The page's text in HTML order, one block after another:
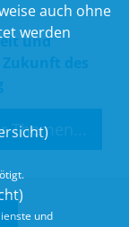
und
des
Themen...
auch ohne
werden
)
)
und